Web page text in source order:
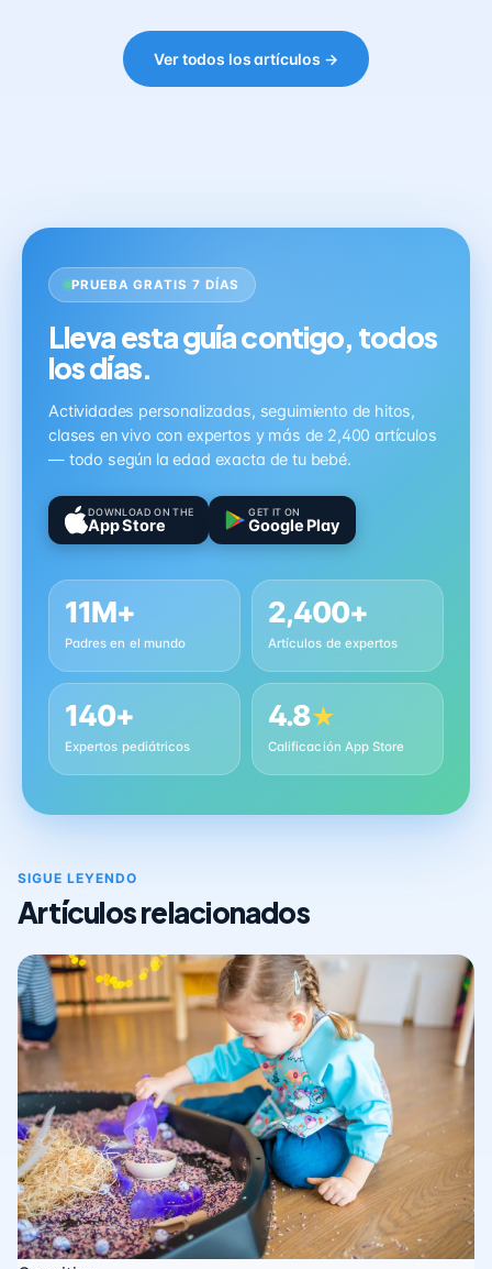
Ver todos los artículos →
PRUEBA GRATIS 7 DÍAS
Lleva esta guía contigo, todos
los días.
Actividades personalizadas, seguimiento de hitos,
clases en vivo con expertos y más de 2,400 artículos
— todo según la edad exacta de tu bebé.
DOWNLOAD ON THE
App Store
GET IT ON
Google Play
11M+
Padres en el mundo
2,400+
Artículos de expertos
140+
Expertos pediátricos
4.8★
Calificación App Store
SIGUE LEYENDO
Artículos relacionados